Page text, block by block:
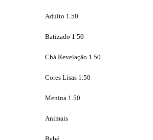
Adulto 1.50
Batizado 1.50
Chá Revelação 1.50
Cores Lisas 1.50
Menina 1.50
Animais